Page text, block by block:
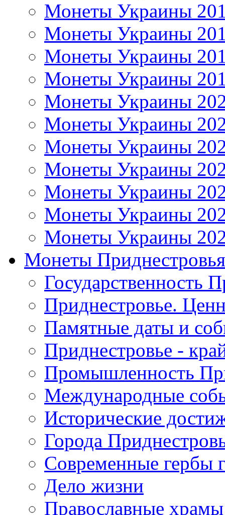
Монеты Украины
Монеты Украины
Монеты Украины
Монеты Украины
Монеты Украины
Монеты Украины
Монеты Украины
Монеты Украины
Монеты Украины
Монеты Украины
Монеты Украины
Монеты Приднестровья
Государственность
Приднестровье.
Памятные даты и
Приднестровье -
Промышленность
Международные
Исторические
Города
Современные гербы
Дело жизни
Православные